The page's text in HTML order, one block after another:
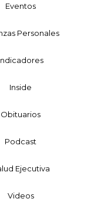
Eventos
Personales
Inside
Obituarios
Podcast
Ejecutiva
Videos